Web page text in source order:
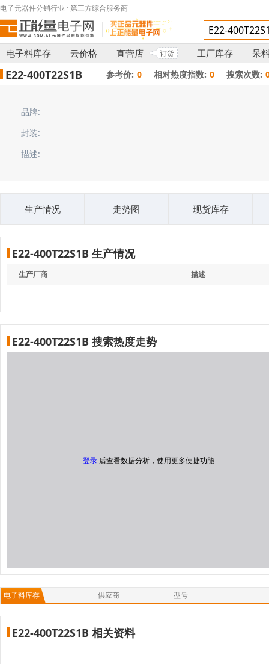
电子元器件分销行业 · 第三方综合服务商
电子料库存 云价格 直营店 订货 工厂库存 呆
E22-400T22S1B 参考价: 0 相对热度指数: 0 搜索次数:
品牌:
封装:
描述:
生产情况 走势图 现货库存
E22-400T22S1B 生产情况
生产厂商 描述
E22-400T22S1B 搜索热度走势
登录 后查看数据分析，使用更多便捷功能
电子料库存 供应商 型号
E22-400T22S1B 相关资料